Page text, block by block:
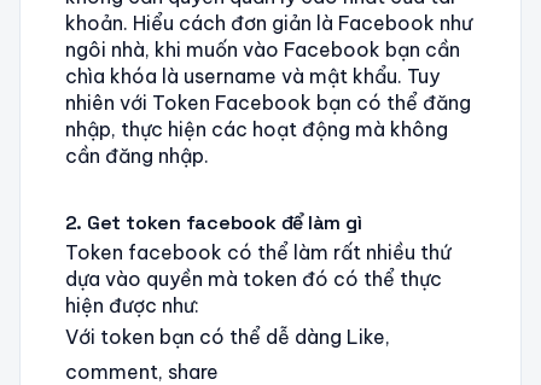
khoản. Hiểu cách đơn giản là Facebook như
ngôi nhà, khi muốn vào Facebook bạn cần
chìa khóa là username và mật khẩu. Tuy
nhiên với Token Facebook bạn có thể đăng
nhập, thực hiện các hoạt động mà không
cần đăng nhập.
2. Get token facebook để làm gì
Token facebook có thể làm rất nhiều thứ
dựa vào quyền mà token đó có thể thực
hiện được như:
Với token bạn có thể dễ dàng Like,
comment, share